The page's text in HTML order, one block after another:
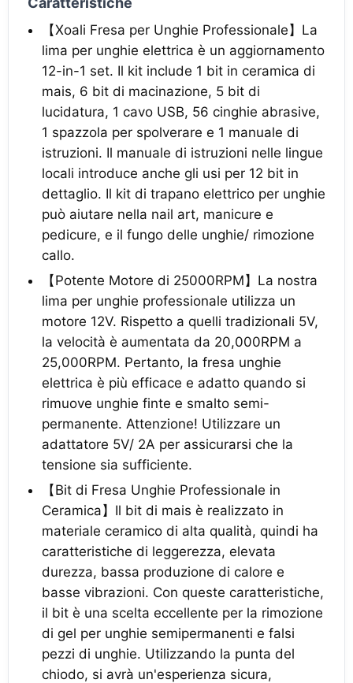
【Xoali Fresa per Unghie Professionale】La
lima per unghie elettrica è un aggiornamento
12-in-1 set. Il kit include 1 bit in ceramica di
mais, 6 bit di macinazione, 5 bit di
lucidatura, 1 cavo USB, 56 cinghie abrasive,
1 spazzola per spolverare e 1 manuale di
istruzioni. Il manuale di istruzioni nelle lingue
locali introduce anche gli usi per 12 bit in
dettaglio. Il kit di trapano elettrico per unghie
può aiutare nella nail art, manicure e
pedicure, e il fungo delle unghie/ rimozione
callo.
【Potente Motore di 25000RPM】La nostra
lima per unghie professionale utilizza un
motore 12V. Rispetto a quelli tradizionali 5V,
la velocità è aumentata da 20,000RPM a
25,000RPM. Pertanto, la fresa unghie
elettrica è più efficace e adatto quando si
rimuove unghie finte e smalto semi-
permanente. Attenzione! Utilizzare un
adattatore 5V/ 2A per assicurarsi che la
tensione sia sufficiente.
【Bit di Fresa Unghie Professionale in
Ceramica】Il bit di mais è realizzato in
materiale ceramico di alta qualità, quindi ha
caratteristiche di leggerezza, elevata
durezza, bassa produzione di calore e
basse vibrazioni. Con queste caratteristiche,
il bit è una scelta eccellente per la rimozione
di gel per unghie semipermanenti e falsi
pezzi di unghie. Utilizzando la punta del
chiodo, si avrà un'esperienza sicura,